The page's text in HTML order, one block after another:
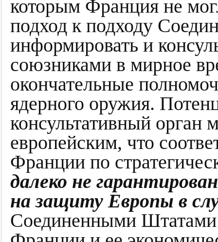
которым Франция не
подход к подходу
информировать и
союзниками в мирное
окончательные
ядерного оружия.
консультативный орган
европейским, что
Франции по
далеко не
на защиту Европы в
Соединенными Штатами